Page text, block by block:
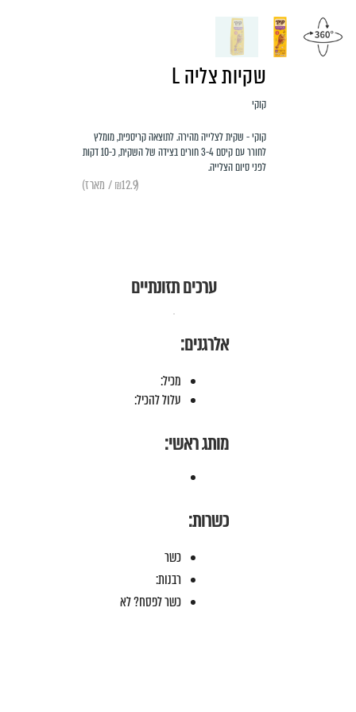
שקיות צליה L
קוקי
קוקי - שקית לצלייה מהירה. לתוצאה קריספית, מומלץ
לחורר עם קיסם 3-4 חורים בצידה של השקית, כ-10 דקות
לפני סיום הצלייה.
(₪12.9 / מארז)
ערכים תזונתיים
אלרגנים:
מכיל:
עלול להכיל:
מותג ראשי:
כשרות:
כשר
רבנות:
כשר לפסח? לא